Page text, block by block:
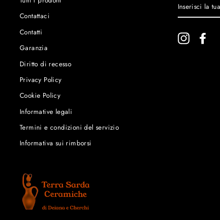
Contattaci
Contatti
Garanzia
Diritto di recesso
Privacy Policy
Cookie Policy
Informative legali
Termini e condizioni del servizio
Informativa sui rimborsi
LA
TUA
Instagram